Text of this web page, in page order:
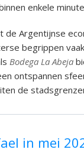
enkele
Argentijnse
begrippen
Bodega La Abeja
ontspannen
de
in mei